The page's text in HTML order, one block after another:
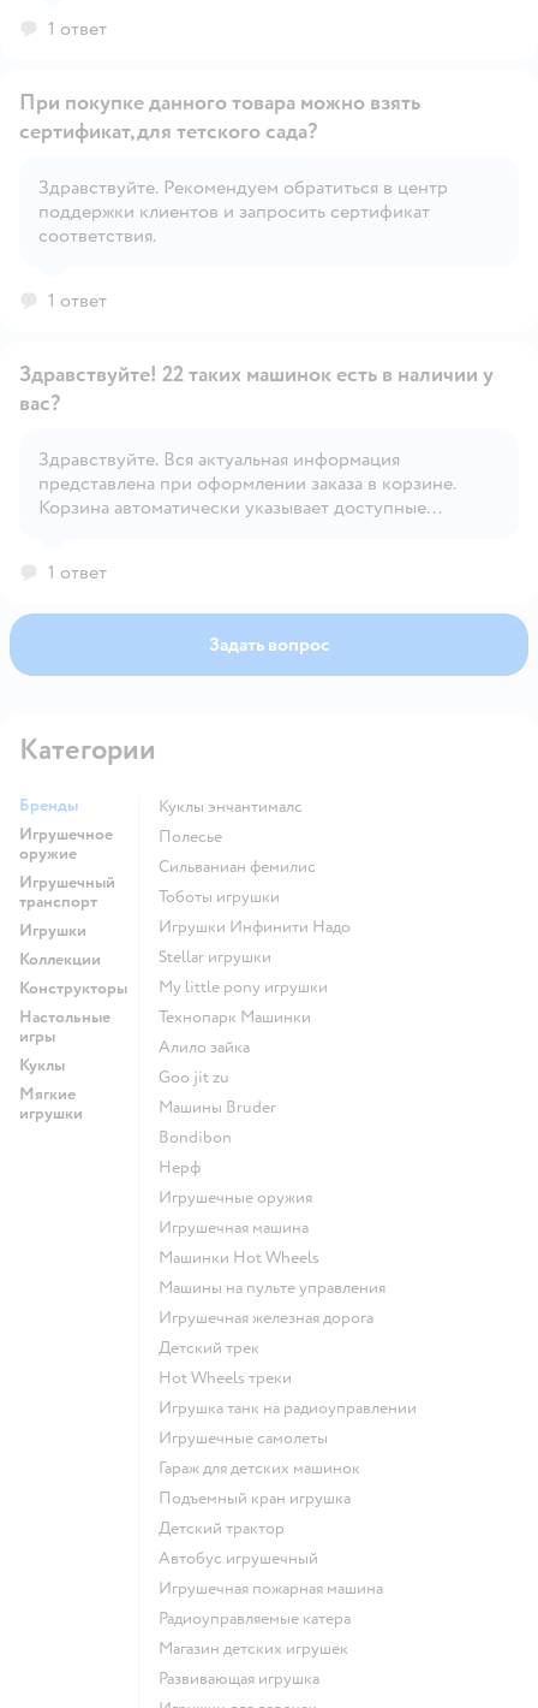
1 ответ
Открыть вопрос
При покупке данного товара можно взять
сертификат,для тетского сада?
Здравствуйте. Рекомендуем обратиться в центр
поддержки клиентов и запросить сертификат
соответствия.
1 ответ
Открыть вопрос
Здравствуйте! 22 таких машинок есть в наличии у
вас?
Здравствуйте. Вся актуальная информация
представлена при оформлении заказа в корзине.
Корзина автоматически указывает доступные
1 ответ
Задать вопрос
Категории
Бренды
Игрушечное
оружие
Игрушечный
транспорт
Игрушки
Коллекции
Конструкторы
Настольные
игры
Куклы
Мягкие
игрушки
Куклы энчантималс
Полесье
Сильваниан фемилис
Тоботы игрушки
Игрушки Инфинити Надо
Stellar игрушки
my little pony игрушки
Технопарк Машинки
Алило зайка
Goo jit zu
Машины Bruder
Bondibon
Нерф
Игрушечные оружия
Игрушечная машина
Машинки Hot Wheels
Машины на пульте управления
Игрушечная железная дорога
Детский трек
Hot Wheels треки
Игрушка танк на радиоуправлении
Игрушечные самолеты
Гараж для детских машинок
Подъемный кран игрушка
Детский трактор
Автобус игрушечный
Игрушечная пожарная машина
Радиоуправляемые катера
Магазин детских игрушек
Развивающая игрушка